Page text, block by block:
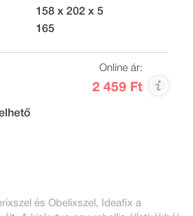
158 x 202 x 5
165
Online ár:
2 459 Ft
és Obelixszel, Ideafix a